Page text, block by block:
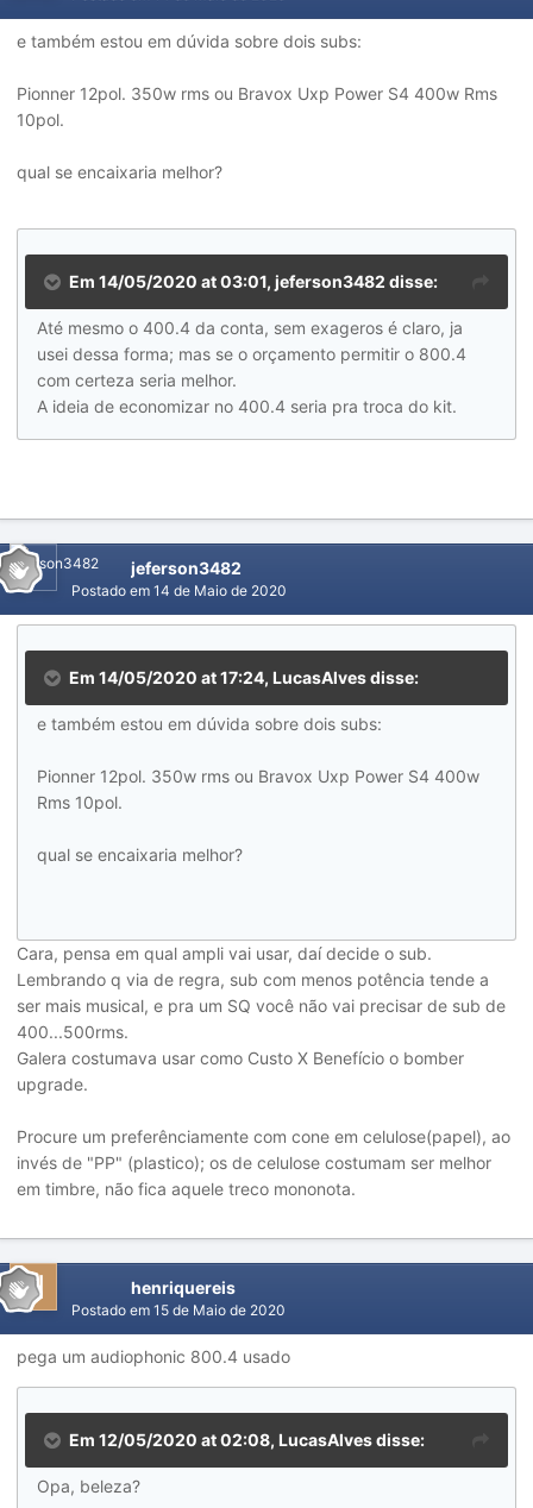
e também estou em dúvida sobre dois subs:
Pionner 12pol. 350w rms ou Bravox Uxp Power S4 400w Rms
10pol.
qual se encaixaria melhor?
Em 14/05/2020 at 03:01, jeferson3482 disse:
Até mesmo o 400.4 da conta, sem exageros é claro, ja
usei dessa forma; mas se o orçamento permitir o 800.4
com certeza seria melhor.
A ideia de economizar no 400.4 seria pra troca do kit.
jeferson3482
Postado em 14 de Maio de 2020
Em 14/05/2020 at 17:24, LucasAlvesdisse:
e também estou em dúvida sobre dois subs:
Pionner 12pol. 350w rms ou Bravox Uxp Power S4 400w
Rms 10pol.
qual se encaixaria melhor?
Cara, pensa em qual ampli vai usar, daí decide o sub.
Lembrando q via de regra, sub com menos potência tende a
ser mais musical, e pra um SQ você não vai precisar de sub de
400...500rms.
Galera costumava usar como Custo X Benefício o bomber
upgrade.
Procure um preferênciamente com cone em celulose(papel), ao
invés de "PP" (plastico); os de celulose costumam ser melhor
em timbre, não fica aquele treco mononota.
henriquereis
Postado em 15 de Maio de 2020
pega um audiophonic 800.4 usado
Em 12/05/2020 at 02:08, LucasAlvesdisse:
Opa, beleza?